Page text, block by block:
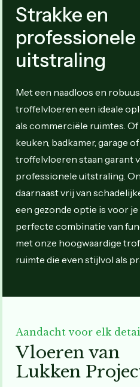
Strakke en
professionele
uitstraling
Met een naadloos en
troffelvloeren een ideale
als commerciële ruimtes.
keuken, badkamer, garage
troffelvloeren staan garant
professionele uitstraling.
daarnaast vrij van
een gezonde optie is voor
perfecte combinatie van
met onze hoogwaardige
ruimte die even stijlvol als
Aandacht voor elk
Vloeren van
Lukken